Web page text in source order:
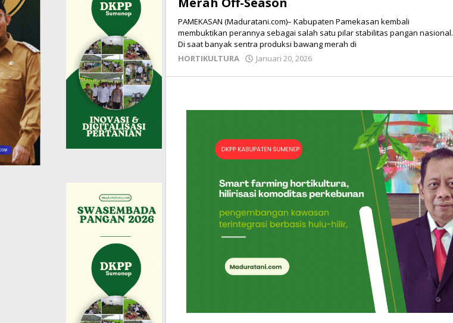
PAMEKASAN (Maduratani.com)– Kabupaten Pamekasan kembali
membuktikan perannya sebagai salah satu pilar stabilitas pangan nasional.
Di saat banyak sentra produksi bawang merah di
HORTIKULTURA
Januari 20, 2026